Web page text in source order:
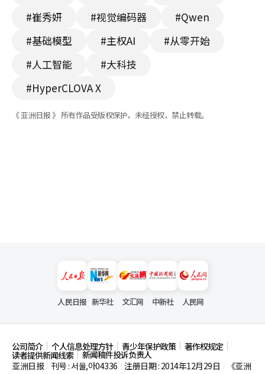
#崔秀妍
#视觉编码器
#Qwen
#基础模型
#主权AI
#从零开始
#人工智能
#大科技
#HyperCLOVA X
《 亚洲日报 》 所有作品受版权保护，未经授权，禁止转载。
人民日报 新华社 文汇网 中新社 人民网
公司简介 个人信息处理方针 青少年保护政策 著作权规定
读者提供新闻线索
新闻稿件投诉负责人
亚洲日报
刊号 : 서울,아04336 注册日期 : 2014年12月29日
《亚洲